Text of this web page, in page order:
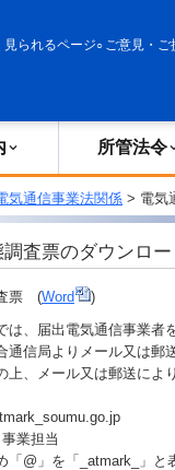
見られるページ ご意見・ご
所管法令
気通信事業法関係 > 電気
査票のダウンロー
票 (Word
)
、届出電気通信事業者
信局よりメール又は郵
上、メール又は郵送によ
業担当
@」を「_atmark_」と